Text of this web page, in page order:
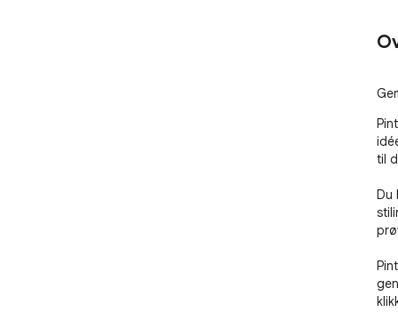
til
Du